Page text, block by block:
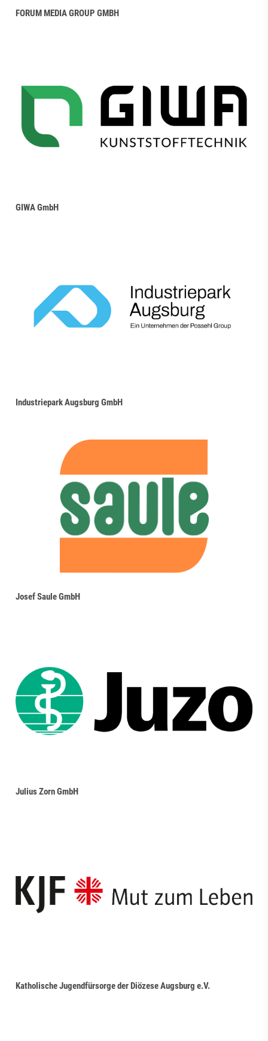
FORUM MEDIA GROUP GMBH
GIWA GmbH
Industriepark Augsburg GmbH
Josef Saule GmbH
Julius Zorn GmbH
Katholische Jugendfürsorge der Diözese Augsburg e.V.